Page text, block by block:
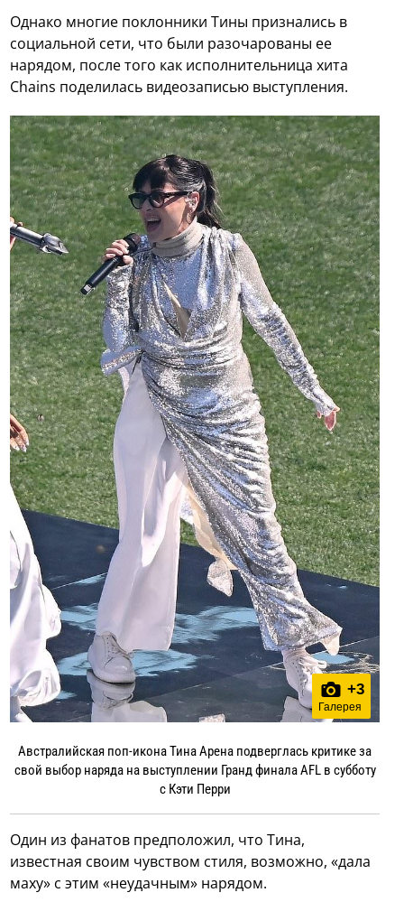
Однако многие поклонники Тины признались в
социальной сети, что были разочарованы ее
нарядом, после того как исполнительница хита
Chains поделилась видеозаписью выступления.
+3
Галерея
Австралийская поп-икона Тина Арена подверглась критике за
свой выбор наряда на выступлении Гранд финала AFL в субботу
с Кэти Перри
Один из фанатов предположил, что Тина,
известная своим чувством стиля, возможно, «дала
маху» с этим «неудачным» нарядом.